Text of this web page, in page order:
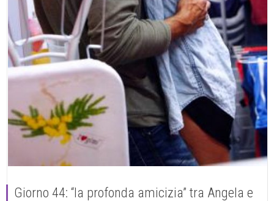
Giorno 44: “la profonda amicizia” tra Angela e